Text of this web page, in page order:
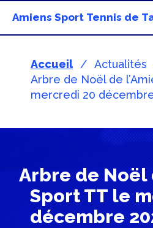
Amiens Sport Tennis de
Accueil
Actualités
Arbre de Noël de
mercredi 20
Arbre de Noël
Sport TT le
décembre